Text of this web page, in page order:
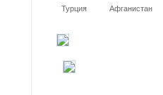
Турция Афганистан